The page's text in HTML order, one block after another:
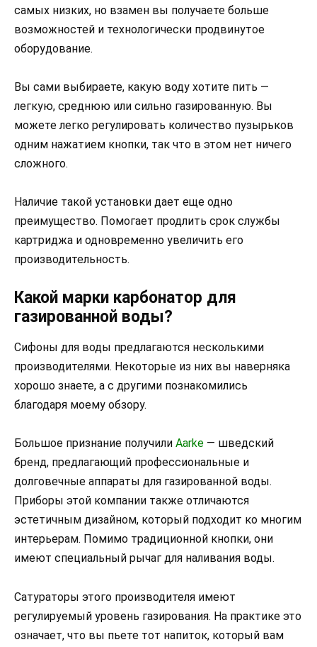
самых низких, но взамен вы получаете больше
возможностей и технологически продвинутое
оборудование.
Вы сами выбираете, какую воду хотите пить —
легкую, среднюю или сильно газированную. Вы
можете легко регулировать количество пузырьков
одним нажатием кнопки, так что в этом нет ничего
сложного.
Наличие такой установки дает еще одно
преимущество. Помогает продлить срок службы
картриджа и одновременно увеличить его
производительность.
Какой марки карбонатор для
газированной воды?
Сифоны для воды предлагаются несколькими
производителями. Некоторые из них вы наверняка
хорошо знаете, а с другими познакомились
благодаря моему обзору.
Большое признание получили Aarke — шведский
бренд, предлагающий профессиональные и
долговечные аппараты для газированной воды.
Приборы этой компании также отличаются
эстетичным дизайном, который подходит ко многим
интерьерам. Помимо традиционной кнопки, они
имеют специальный рычаг для наливания воды.
Сатураторы этого производителя имеют
регулируемый уровень газирования. На практике это
означает, что вы пьете тот напиток, который вам